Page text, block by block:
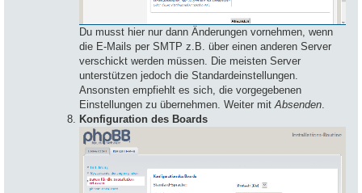
Du musst hier nur dann Änderungen vornehmen, wenn
die E-Mails per SMTP z.B. über einen anderen Server
verschickt werden müssen. Die meisten Server
unterstützen jedoch die Standardeinstellungen.
Ansonsten empfiehlt es sich, die vorgegebenen
Einstellungen zu übernehmen. Weiter mit Absenden
Konfiguration des Boards